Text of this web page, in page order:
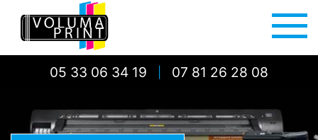
05 33 06 34 19 07 81 26 28 08